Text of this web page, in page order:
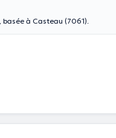
basée à Casteau (7061).